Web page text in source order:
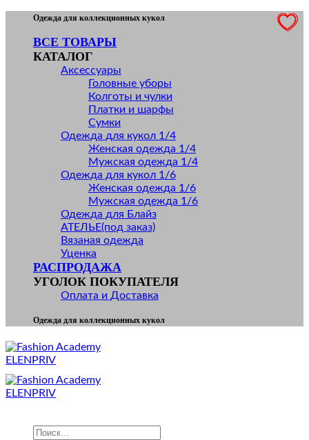
content
Одежда для коллекционных кукол
ВСЕ ТОВАРЫ
КАТАЛОГ
Аксессуары
Головные уборы
Колготы и чулки
Платки и шарфы
Сумки
Одежда для кукол 1/4
Женская одежда 1/4
Мужская одежда 1/4
Одежда для кукол 1/6
Женская одежда 1/6
Мужская одежда 1/6
Одежда для Блайз
АТЕЛЬЕ(под заказ)
Вязаная одежда
Уценка
РАСПРОДАЖА
УГОЛОК ПОКУПАТЕЛЯ
Оплата и Доставка
Одежда для коллекционных кукол
Искать: